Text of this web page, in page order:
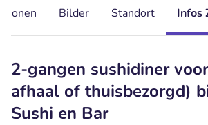
Bilder Standort Infos
2-gangen sushidiner
afhaal of thuisbezorgd)
Sushi en Bar